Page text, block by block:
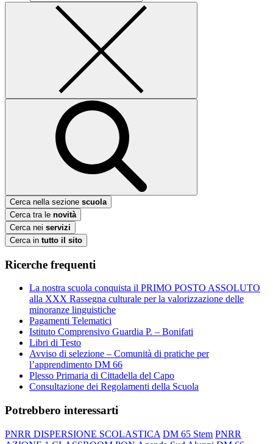
Cerca nella sezione scuola
Cerca tra le novità
Cerca nei servizi
Cerca in tutto il sito
Ricerche frequenti
La nostra scuola conquista il PRIMO POSTO ASSOLUTO
alla XXX Rassegna culturale per la valorizzazione delle
minoranze linguistiche
Pagamenti Telematici
Istituto Comprensivo Guardia P. – Bonifati
Libri di Testo
Avviso di selezione – Comunità di pratiche per
l’apprendimento DM 66
Plesso Primaria di Cittadella del Capo
Consultazione dei Regolamenti della Scuola
Potrebbero interessarti
PNRR DISPERSIONE SCOLASTICA DM 65 Stem PNRR